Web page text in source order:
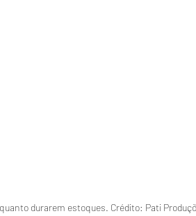
durarem estoques. Crédito: Pati